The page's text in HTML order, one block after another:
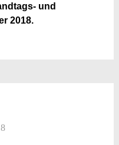
und
2018.